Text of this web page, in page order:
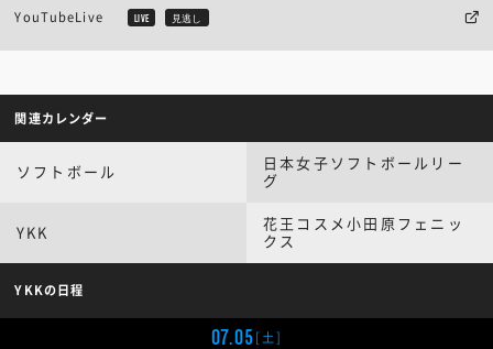
YouTubeLive LIVE 見逃し
関連カレンダー
ソフトボール
日本女子ソフトボールリー
グ
YKK
花王コスメ小田原フェニッ
クス
YKKの日程
07.05[土]